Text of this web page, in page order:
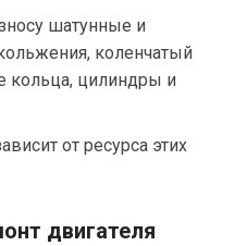
шатунные и
коленчатый
кольца, цилиндры и
от ресурса этих
двигателя